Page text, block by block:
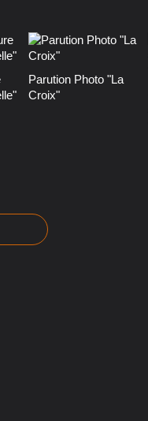
Parution Photo "La
Croix"